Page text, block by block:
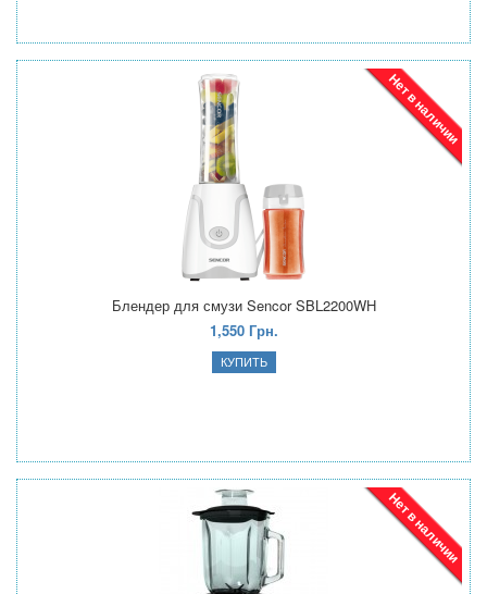
Нет в наличии
Блендер для смузи Sencor SBL2200WH
1,550 Грн.
Нет в наличии